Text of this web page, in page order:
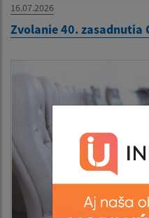
16.07.2026
Zvolanie 40. zasadnutia